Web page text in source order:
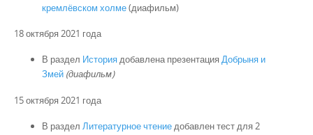
кремлёвском холме(диафильм)
18 октября 2021 года
В раздел Историядобавлена презентация Добрыня и
Змей (диафильм)
15 октября 2021 года
В раздел Литературное чтениедобавлен тест для 2